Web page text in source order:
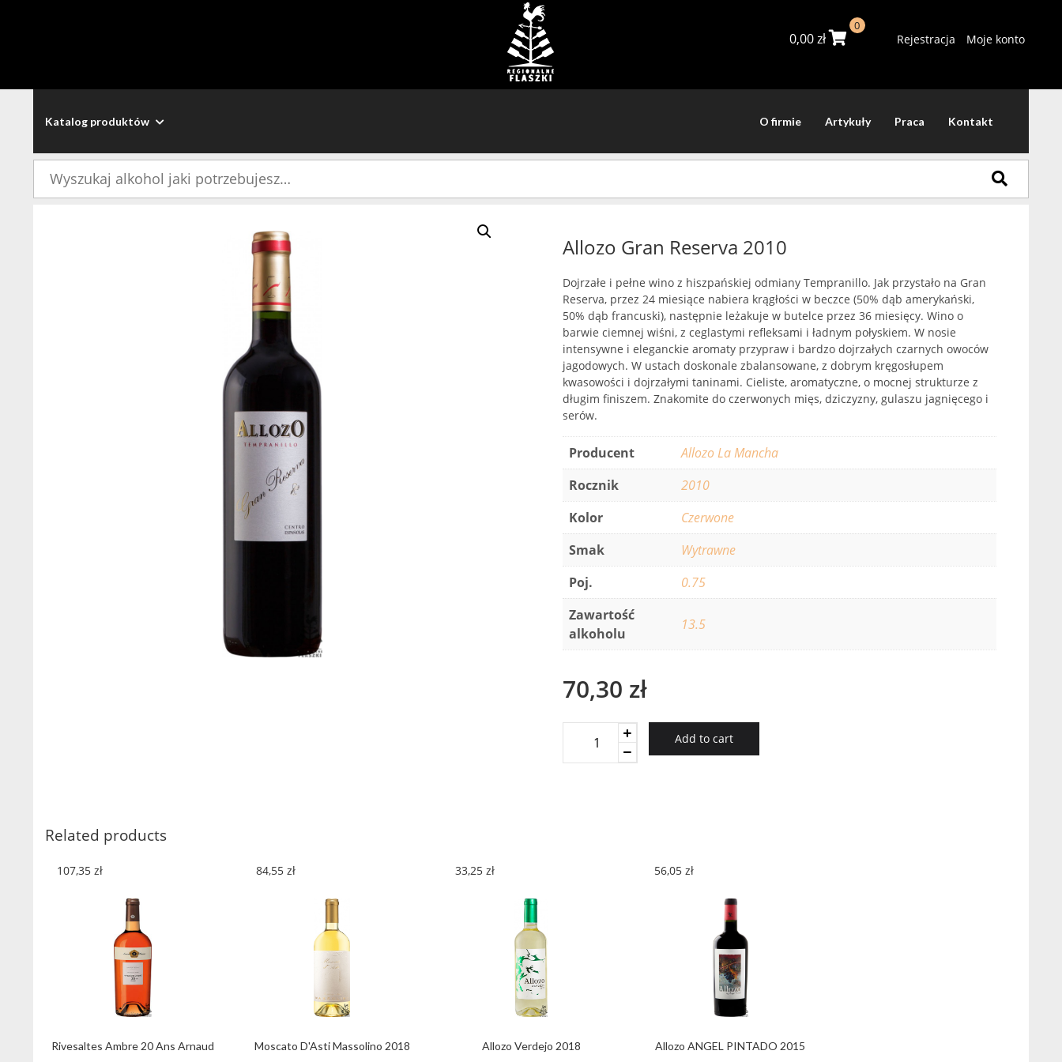
0,00zł
0
Rejestracja Moje konto
Katalog produktów O firmie Artykuły Praca Kontakt
Allozo Gran Reserva 2010
Dojrzałe i pełne wino z hiszpańskiej odmiany Tempranillo. Jak przystało na Gran
Reserva, przez 24 miesiące nabiera krągłości w beczce (50% dąb amerykański,
50% dąb francuski), następnie leżakuje w butelce przez 36 miesięcy. Wino o
barwie ciemnej wiśni, z ceglastymi refleksami i ładnym połyskiem. W nosie
intensywne i eleganckie aromaty przypraw i bardzo dojrzałych czarnych owoców
jagodowych. W ustach doskonale zbalansowane, z dobrym kręgosłupem
kwasowości i dojrzałymi taninami. Cieliste, aromatyczne, o mocnej strukturze z
długim finiszem. Znakomite do czerwonych mięs, dziczyzny, gulaszu jagnięcego i
serów.
Producent
Allozo La Mancha
Rocznik
2010
Kolor
Czerwone
Smak
Wytrawne
Poj.
0.75
Zawartość
alkoholu
13.5
70,30 zł
Add to cart
Related products
Rivesaltes Ambre 20 Ans Arnaud
107,35 zł
Moscato D'Asti Massolino 2018
84,55 zł
Allozo Verdejo 2018
33,25 zł
Allozo ANGEL PINTADO 2015
56,05 zł